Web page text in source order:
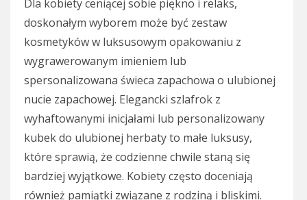
Dla kobiety ceniącej sobie piękno i relaks,
doskonałym wyborem może być zestaw
kosmetyków w luksusowym opakowaniu z
wygrawerowanym imieniem lub
spersonalizowana świeca zapachowa o ulubionej
nucie zapachowej. Elegancki szlafrok z
wyhaftowanymi inicjałami lub personalizowany
kubek do ulubionej herbaty to małe luksusy,
które sprawią, że codzienne chwile staną się
bardziej wyjątkowe. Kobiety często doceniają
również pamiątki związane z rodziną i bliskimi.